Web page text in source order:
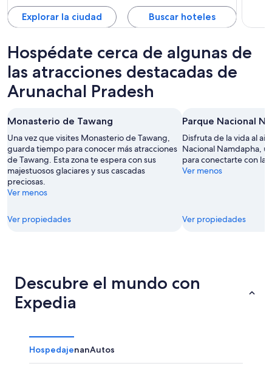
Explorar la ciudad Buscar hoteles
Hospédate cerca de algunas de
las atracciones destacadas de
Arunachal Pradesh
Monasterio de Tawang
Una vez que visites Monasterio de Tawang,
guarda tiempo para conocer más atracciones
de Tawang. Esta zona te espera con sus
majestuosos glaciares y sus cascadas
preciosas.
Ver menos
Ver propiedades
Parque Nacional
Disfruta de la vida al
Nacional Namdapha,
para conectarte con la
Ver menos
Ver propiedades
Descubre el mundo con
Expedia
HospedajenanAutos